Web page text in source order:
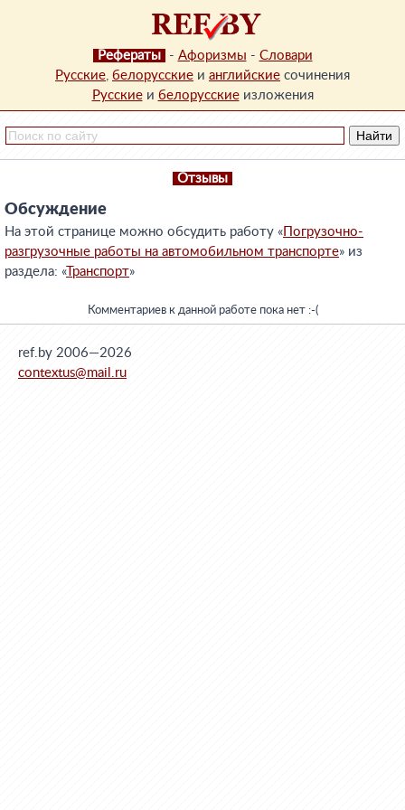
Рефераты - Афоризмы - Словари
Русские, белорусские и английские сочинения
Русскиеи белорусскиеизложения
Отзывы
Обсуждение
На этой странице можно обсудить работу « Погрузочно-
разгрузочные работы на автомобильном транспорте» из
раздела: «Транспорт»
Комментариев к данной работе пока нет :-(
ref.by 2006—2026
contextus@mail.ru